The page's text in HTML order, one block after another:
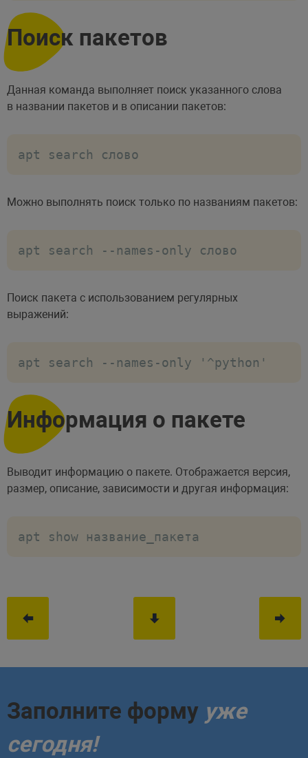
Поиск пакетов
Данная команда выполняет поиск указанного слова
в названии пакетов и в описании пакетов:
apt search слово
Можно выполнять поиск только по названиям пакетов:
apt search --names-only слово
Поиск пакета с использованием регулярных
выражений:
apt search --names-only '^python'
Информация о пакете
Выводит информацию о пакете. Отображается версия,
размер, описание, зависимости и другая информация:
apt show название_пакета
Заполните форму уже
сегодня!